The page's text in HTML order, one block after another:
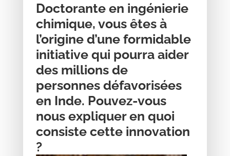
Doctorante en ingénierie
chimique, vous êtes à
l’origine d’une formidable
initiative qui pourra aider
des millions de
personnes défavorisées
en Inde. Pouvez-vous
nous expliquer en quoi
consiste cette innovation
?